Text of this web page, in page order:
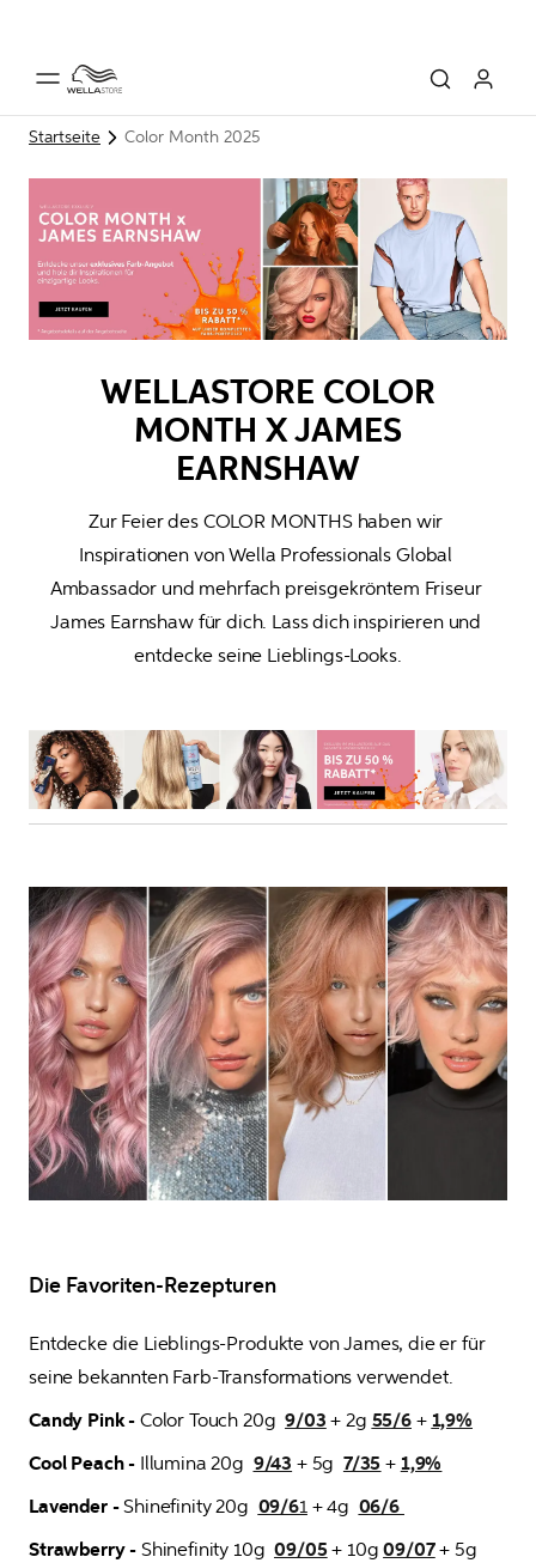
Startseite Color Month 2025
WELLASTORE COLOR
MONTH X JAMES
EARNSHAW
Zur Feier des COLOR MONTHS haben wir
Inspirationen von Wella Professionals Global
Ambassador und mehrfach preisgekröntem Friseur
James Earnshaw für dich. Lass dich inspirieren und
entdecke seine Lieblings-Looks.
Die Favoriten-Rezepturen
Entdecke die Lieblings-Produkte von James, die er für
seine bekannten Farb-Transformations verwendet.
Candy Pink - Color Touch 20g 9/03 + 2g 55/6 + 1,9%
Cool Peach - Illumina 20g 9/43 + 5g 7/35 + 1,9%
Lavender - Shinefinity 20g 09/61 + 4g 06/6
Strawberry - Shinefinity 10g 09/05 + 10g 09/07